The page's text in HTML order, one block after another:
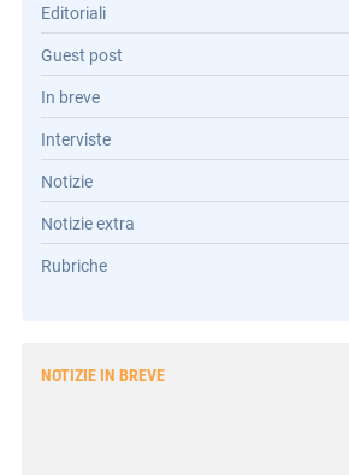
Editoriali
Guest post
In breve
Interviste
Notizie
Notizie extra
Rubriche
NOTIZIE IN BREVE